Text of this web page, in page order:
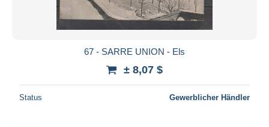
67 - SARRE UNION - Els
± 8,07 $
Status Gewerblicher Händler